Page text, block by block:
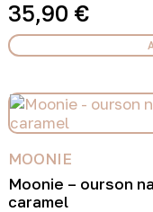
35,90 €
MOONIE
Moonie – ourson
caramel